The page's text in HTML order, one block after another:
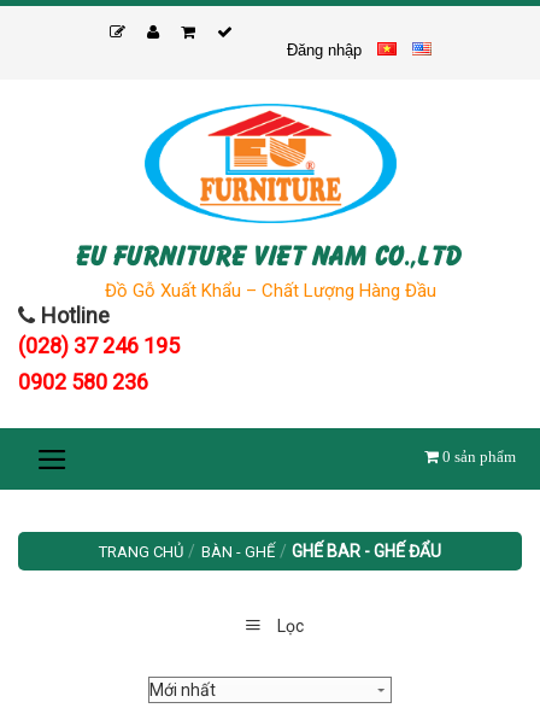
Skip
Đăng nhập
EU FURNITURE VIET NAM CO.,LTD
Đồ Gỗ Xuất Khẩu – Chất Lượng Hàng Đầu
Hotline
(028) 37 246 195
0902 580 236
0 sản phẩm
TRANG CHỦ / BÀN - GHẾ / GHẾ BAR - GHẾ ĐẨU
Lọc